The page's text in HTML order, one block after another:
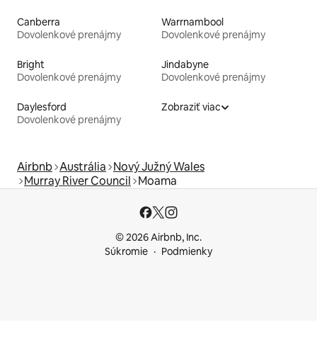
Canberra
Dovolenkové prenájmy
Warrnambool
Dovolenkové prenájmy
Bright
Dovolenkové prenájmy
Jindabyne
Dovolenkové prenájmy
Daylesford
Dovolenkové prenájmy
Zobraziť viac
Airbnb Austrália Nový Južný Wales
Murray River Council Moama
© 2026 Airbnb, Inc.
Súkromie
Podmienky